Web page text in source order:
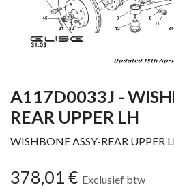
A117D0033J -
REAR UPPER LH
WISHBONE ASSY-REAR UPPER
378,01 € Exclusief btw